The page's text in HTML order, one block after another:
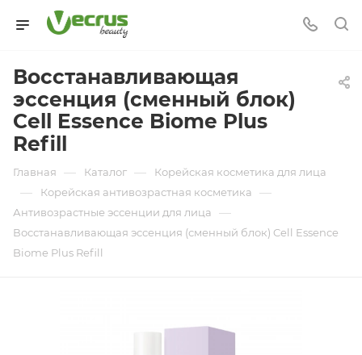
Восстанавливающая
эссенция (сменный блок)
Cell Essence Biome Plus
Refill
Главная — Каталог — Корейская косметика для лица
— Корейская антивозрастная косметика —
Антивозрастные эссенции для лица —
Восстанавливающая эссенция (сменный блок) Cell Essence
Biome Plus Refill